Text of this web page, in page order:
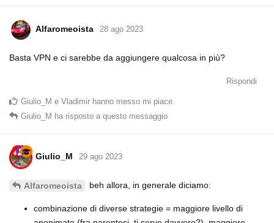
Alfaromeoista 28 ago 2023
Basta VPN e ci sarebbe da aggiungere qualcosa in più?
Rispondi
Giulio_M e Vladimir hanno messo mi piace
Giulio_M ha risposto a questo messaggio
Giulio_M 29 ago 2023
Alfaromeoista beh allora, in generale diciamo:
combinazione di diverse strategie = maggiore livello di